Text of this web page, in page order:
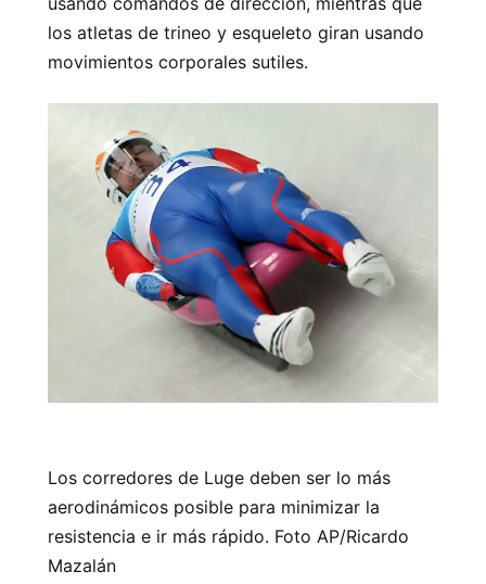
los atletas de trineo y esqueleto giran usando
movimientos corporales sutiles.
Los corredores de Luge deben ser lo más
aerodinámicos posible para minimizar la
resistencia e ir más rápido. Foto AP/Ricardo
Mazalán